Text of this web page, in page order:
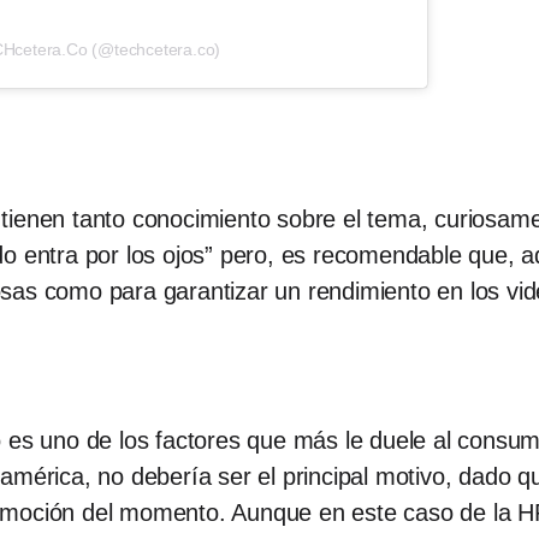
(@techcetera.co)
tanto conocimiento sobre el tema,
entra por los ojos” pero, es recomendable que,
como para garantizar un rendimiento en los
uno de los factores que más le duele al
no debería ser el principal motivo, dado
del momento. Aunque en este caso de la